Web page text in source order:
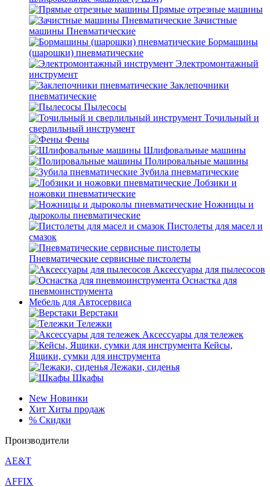
Прямые отрезные машины
Зачистные
машины Пневматические
Бормашины
(шарошки) пневматические
Электромонтажный
инструмент
Заклепочники
пневматические
Пылесосы
Точильный и
сверлильный инструмент
Фены
Шлифовальные машины
Полировальные машины
Зубила пневматические
Лобзики и
ножовки пневматические
Ножницы и
дыроколы пневматические
Пистолеты для масел и
смазок
Пневматические сервисные пистолеты
Аксессуары для пылесосов
Оснастка для
пневмоинструмента
Мебель для Автосервиса
Верстаки
Тележки
Аксессуары для тележек
Кейсы,
Ящики, сумки для инструмента
Лежаки, сиденья
Шкафы
New Новинки
Хит Хиты продаж
% Скидки
Производители
AE&T
AFFIX